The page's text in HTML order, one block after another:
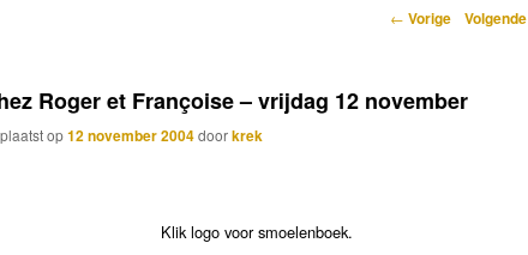
Berichtnavigatie
← Vorige Volgende
Roger et Françoise – vrijdag 12 november
op12 november 2004doorkrek
Klik logo voor smoelenboek.